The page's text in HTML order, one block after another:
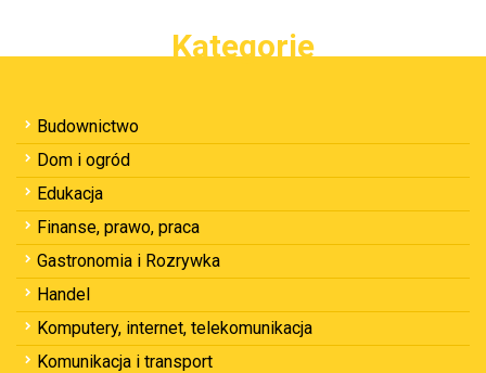
Kategorie
Budownictwo
Dom i ogród
Edukacja
Finanse, prawo, praca
Gastronomia i Rozrywka
Handel
Komputery, internet, telekomunikacja
Komunikacja i transport